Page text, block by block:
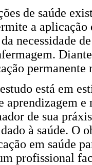
de saúde
a
necessidade
está em
aprendizagem
de sua
à saúde. O
em saúde
profissional